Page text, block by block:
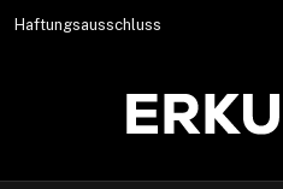
Haftungsausschluss